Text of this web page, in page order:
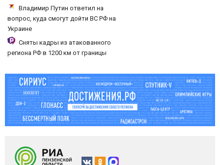
Владимир Путин ответил на
вопрос, куда смогут дойти ВС РФ на
Украине
Сняты кадры из атакованного
региона РФ в 1200 км от границы